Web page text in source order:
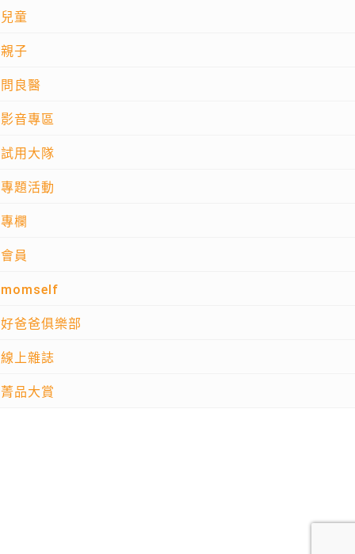
兒童
親子
問良醫
影音專區
試用大隊
專題活動
專欄
會員
momself
好爸爸俱樂部
線上雜誌
菁品大賞